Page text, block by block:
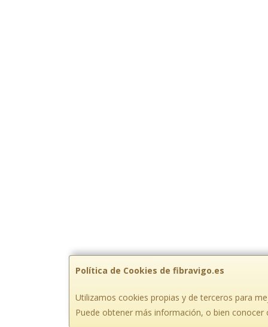
Política de Cookies de fibravigo.es
Utilizamos cookies propias y de terceros para
Puede obtener más información, o bien